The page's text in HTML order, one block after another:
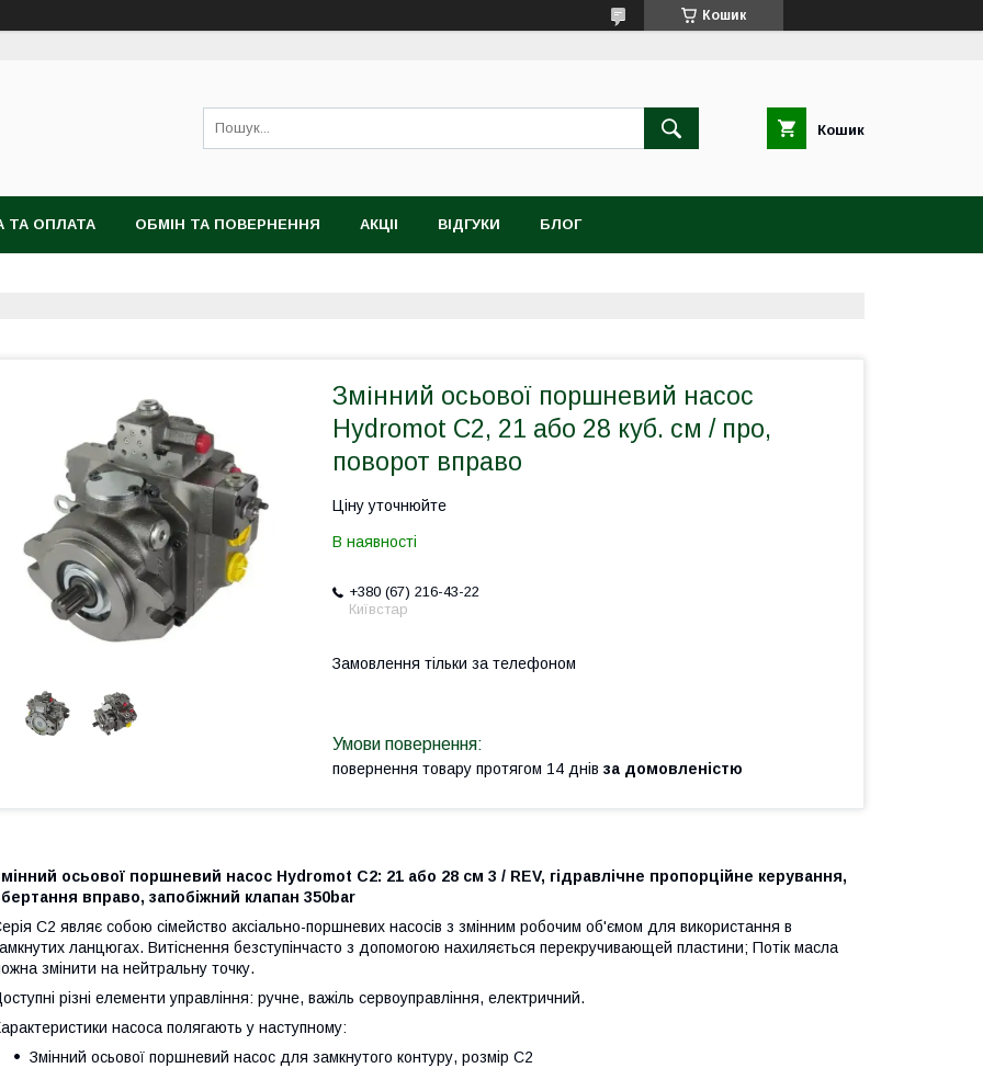
Кошик
Кошик
ТА ОПЛАТА ОБМІН ТА ПОВЕРНЕННЯ АКЦІІ ВІДГУКИ БЛОГ
Змінний осьової поршневий насос
Hydromot С2, 21 або 28 куб. см / про,
поворот вправо
Ціну уточнюйте
В наявності
+380 (67) 216-43-22
Київстар
Замовлення тільки за телефоном
повернення товару протягом 14 днів за домовленістю
осьової поршневий насос Hydromot С2: 21 або 28 см 3 / REV, гідравлічне пропорційне керування,
вправо, запобіжний клапан 350bar
C2 являє собою сімейство аксіально-поршневих насосів з змінним робочим об'ємом для використання в
ланцюгах. Витіснення безступінчасто з допомогою нахиляється перекручивающей пластини; Потік масла
змінити на нейтральну точку.
різні елементи управління: ручне, важіль сервоуправління, електричний.
насоса полягають у наступному:
Змінний осьової поршневий насос для замкнутого контуру, розмір C2